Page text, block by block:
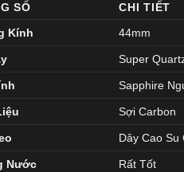
SỐ
CHI TIẾT
Kính
44mm
Super
Sapphire
Sợi Carbon
Dây Cao Su
Nước Rất Tốt